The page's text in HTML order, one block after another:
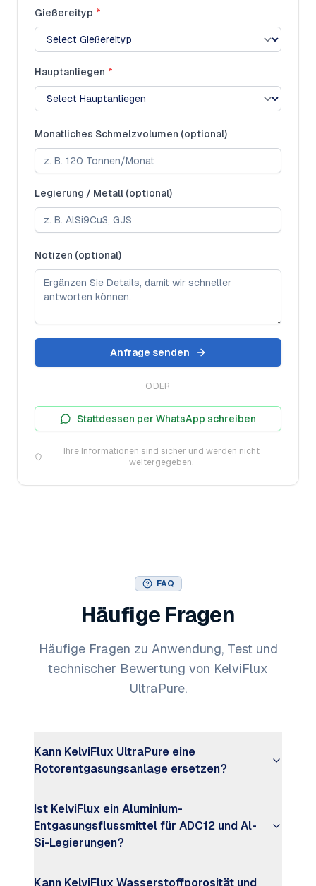
Gießereityp *
Hauptanliegen *
Monatliches Schmelzvolumen (optional)
Legierung / Metall (optional)
Notizen (optional)
Anfrage senden
ODER
Stattdessen per WhatsApp schreiben
Ihre Informationen sind sicher und werden nicht
weitergegeben.
FAQ
Häufige Fragen
Häufige Fragen zu Anwendung, Test und
technischer Bewertung von KelviFlux
UltraPure.
Kann KelviFlux UltraPure eine
Rotorentgasungsanlage ersetzen?
Ist KelviFlux ein Aluminium-
Entgasungsflussmittel für ADC12 und Al-
Si-Legierungen?
Kann KelviFlux Wasserstoffporosität und